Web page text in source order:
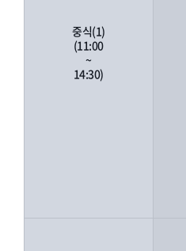
중식(1)
(11:00
~
14:30)